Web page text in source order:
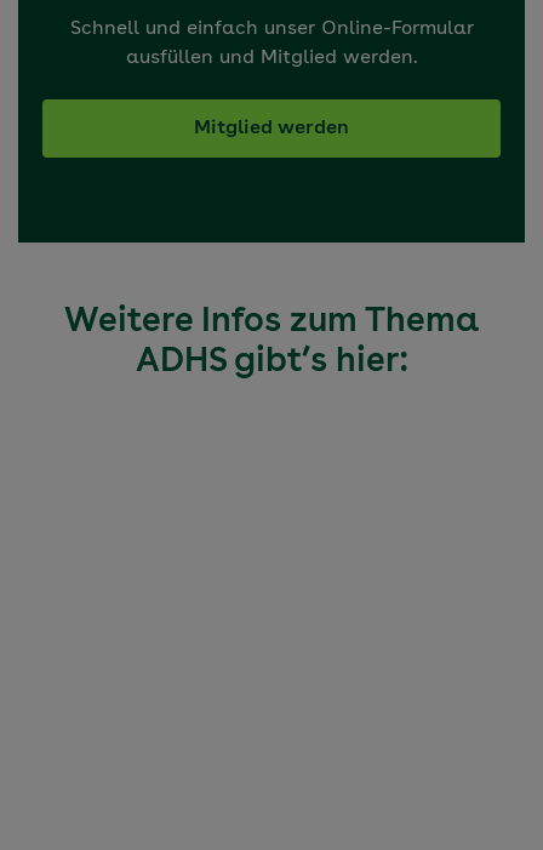
Schnell und einfach unser Online-Formular
ausfüllen und Mitglied werden.
Mitglied werden
Weitere Infos zum Thema
ADHS gibt’s hier: